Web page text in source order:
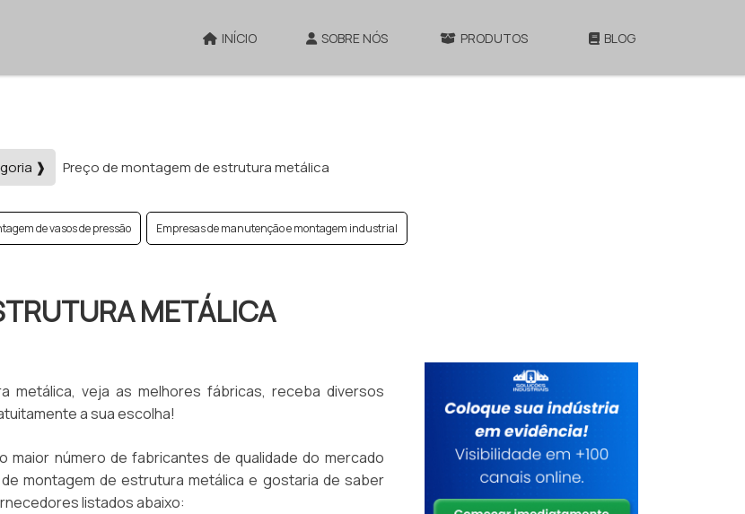
INÍCIO SOBRE NÓS PRODUTOS BLOG
❱ Preço de montagem de estrutura metálica
de vasos de pressão Empresas de manutenção e montagem industrial
METÁLICA
metálica, veja as melhores fábricas, receba diversos
a sua escolha!
maior número de fabricantes de qualidade do mercado
montagem de estrutura metálica e gostaria de saber
listados abaixo: